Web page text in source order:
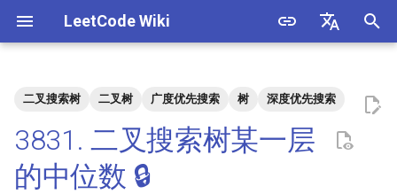
LeetCode Wiki
中文
始
化
解法
4. 二维数组中的查找
2. 二进制加法
1.2. 判定是否互为字符重排
二叉搜索树 二叉树 广度优先搜索 树 深度优先搜索
3831. 二叉搜索树某一层
的中位数 🔒